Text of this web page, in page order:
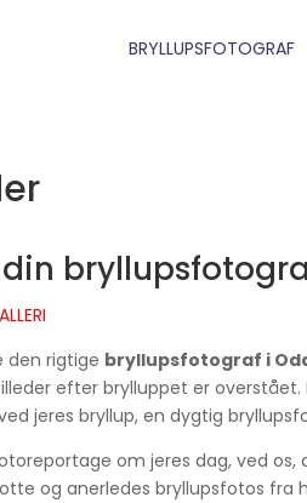
BRYLLUPSFOTOGRAF
din
rigtige bryllupsfotograf i
efter brylluppet er
jeres bryllup, en dygtig
om jeres dag, ved
og anerledes bryllupsfotos